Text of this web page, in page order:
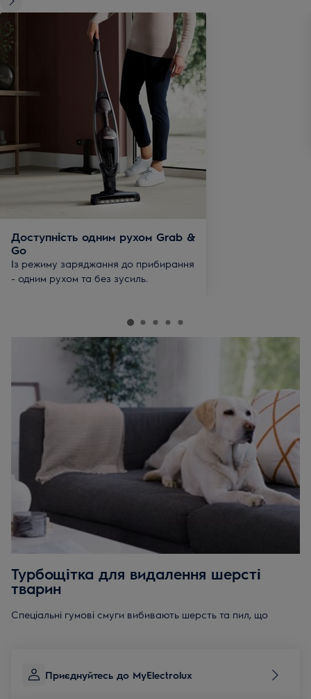
Доступність одним рухом Grab &
Go
Із режиму заряджання до прибирання
- одним рухом та без зусиль.
Турбощітка для видалення шерсті
тварин
Спеціальні гумові смуги вибивають шерсть та пил, що
Приєднуйтесь до MyElectrolux